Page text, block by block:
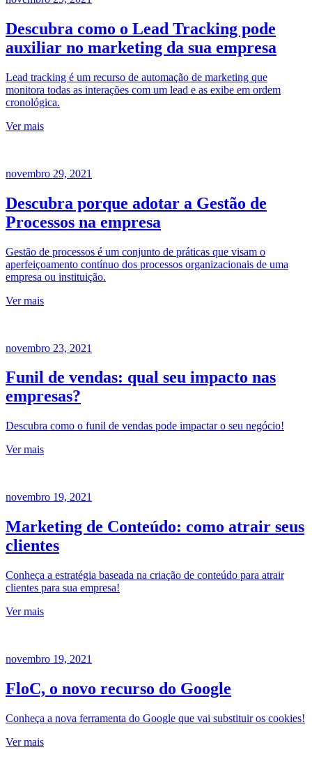
Descubra como o Lead Tracking pode
auxiliar no marketing da sua empresa
Lead tracking é um recurso de automação de marketing que
monitora todas as interações com um lead e as exibe em ordem
cronológica.
Ver mais
novembro 29, 2021
Descubra porque adotar a Gestão de
Processos na empresa
Gestão de processos é um conjunto de práticas que visam o
aperfeiçoamento contínuo dos processos organizacionais de uma
empresa ou instituição.
Ver mais
novembro 23, 2021
Funil de vendas: qual seu impacto nas
empresas?
Descubra como o funil de vendas pode impactar o seu negócio!
Ver mais
novembro 19, 2021
Marketing de Conteúdo: como atrair seus
clientes
Conheça a estratégia baseada na criação de conteúdo para atrair
clientes para sua empresa!
Ver mais
novembro 19, 2021
FloC, o novo recurso do Google
Conheça a nova ferramenta do Google que vai substituir os cookies!
Ver mais